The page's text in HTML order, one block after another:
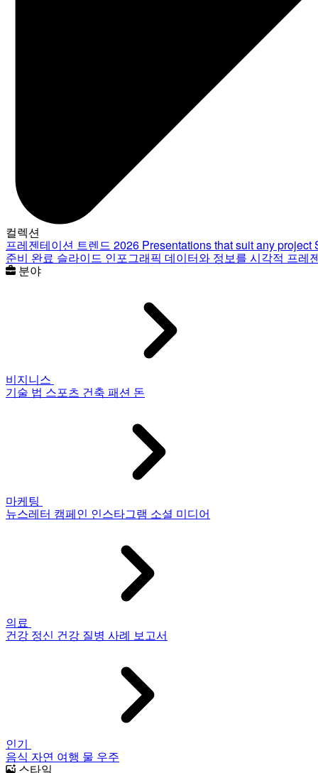
컬렉션
프레젠테이션 트렌드 2026 Presentations that suit any project
준비 완료 슬라이드 인포그래픽 데이터와 정보를 시각적 프레
분야
비지니스
기술 법 스포츠 건축 패션 돈
마케팅
뉴스레터 캠페인 인스타그램 소셜 미디어
의료
건강 정신 건강 질병 사례 보고서
인기
음식 자연 여행 물 우주
스타일